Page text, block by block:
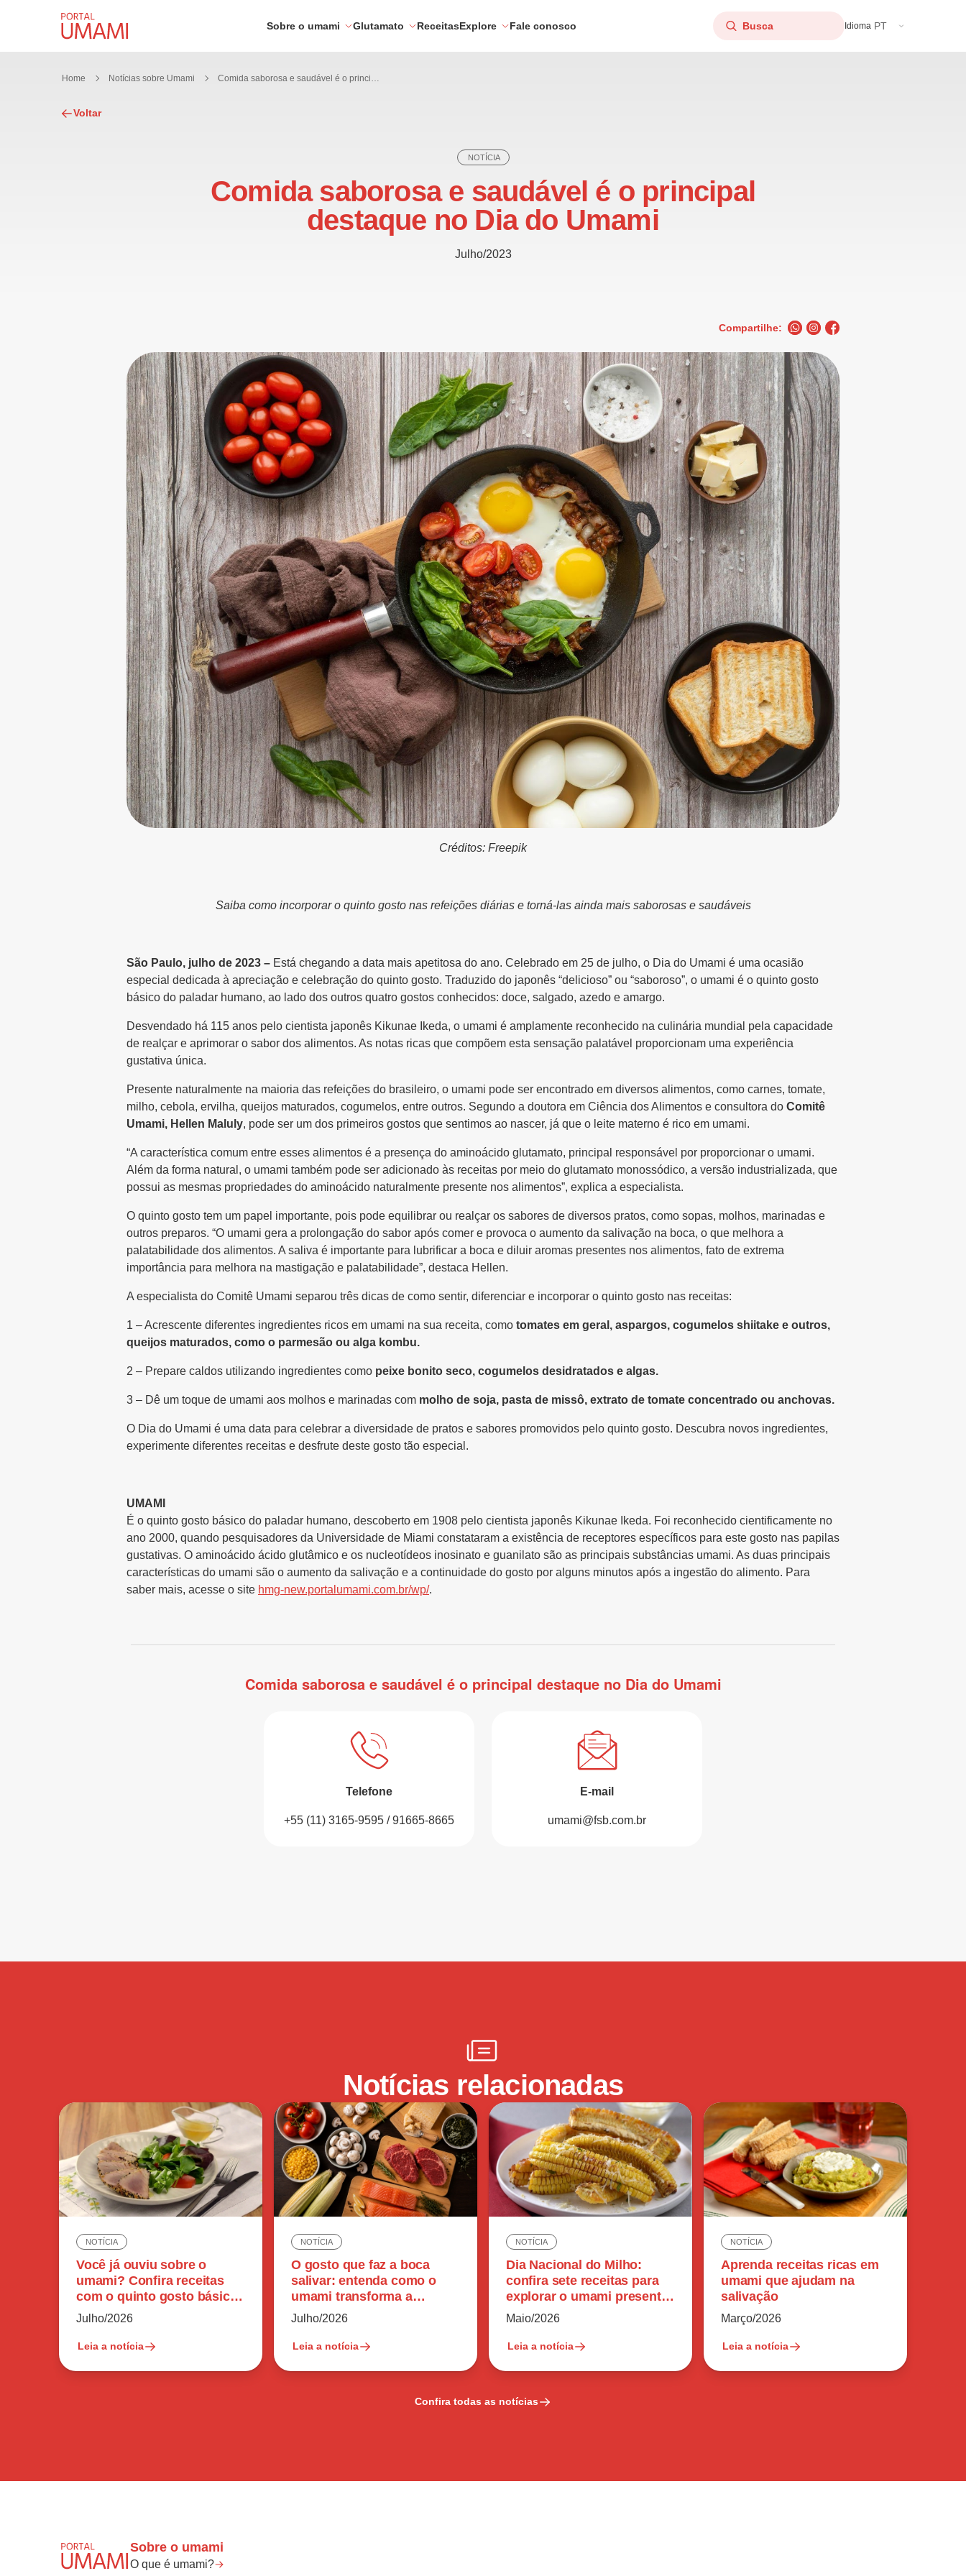
Sobre o umami Glutamato ReceitasExplore Fale conosco Idioma PT
Home Notícias sobre Umami Comida saborosa e saudável é o principal destaque no Dia do Umami
Voltar
NOTÍCIA
Comida saborosa e saudável é o principal
destaque no Dia do Umami
Julho/2023
Compartilhe:
Créditos: Freepik
Saiba como incorporar o quinto gosto nas refeições diárias e torná-las ainda mais saborosas e saudáveis
São Paulo, julho de 2023 – Está chegando a data mais apetitosa do ano. Celebrado em 25 de julho, o Dia do Umami é uma ocasião
especial dedicada à apreciação e celebração do quinto gosto. Traduzido do japonês “delicioso” ou “saboroso”, o umami é o quinto gosto
básico do paladar humano, ao lado dos outros quatro gostos conhecidos: doce, salgado, azedo e amargo.
Desvendado há 115 anos pelo cientista japonês Kikunae Ikeda, o umami é amplamente reconhecido na culinária mundial pela capacidade
de realçar e aprimorar o sabor dos alimentos. As notas ricas que compõem esta sensação palatável proporcionam uma experiência
gustativa única.
Presente naturalmente na maioria das refeições do brasileiro, o umami pode ser encontrado em diversos alimentos, como carnes, tomate,
milho, cebola, ervilha, queijos maturados, cogumelos, entre outros. Segundo a doutora em Ciência dos Alimentos e consultora do Comitê
Umami, Hellen Maluly, pode ser um dos primeiros gostos que sentimos ao nascer, já que o leite materno é rico em umami.
“A característica comum entre esses alimentos é a presença do aminoácido glutamato, principal responsável por proporcionar o umami.
Além da forma natural, o umami também pode ser adicionado às receitas por meio do glutamato monossódico, a versão industrializada, que
possui as mesmas propriedades do aminoácido naturalmente presente nos alimentos”, explica a especialista.
O quinto gosto tem um papel importante, pois pode equilibrar ou realçar os sabores de diversos pratos, como sopas, molhos, marinadas e
outros preparos. “O umami gera a prolongação do sabor após comer e provoca o aumento da salivação na boca, o que melhora a
palatabilidade dos alimentos. A saliva é importante para lubrificar a boca e diluir aromas presentes nos alimentos, fato de extrema
importância para melhora na mastigação e palatabilidade”, destaca Hellen.
A especialista do Comitê Umami separou três dicas de como sentir, diferenciar e incorporar o quinto gosto nas receitas:
1 – Acrescente diferentes ingredientes ricos em umami na sua receita, como tomates em geral, aspargos, cogumelos shiitake e outros,
queijos maturados, como o parmesão ou alga kombu.
2 – Prepare caldos utilizando ingredientes como peixe bonito seco, cogumelos desidratados e algas.
3 – Dê um toque de umami aos molhos e marinadas com molho de soja, pasta de missô, extrato de tomate concentrado ou anchovas.
O Dia do Umami é uma data para celebrar a diversidade de pratos e sabores promovidos pelo quinto gosto. Descubra novos ingredientes,
experimente diferentes receitas e desfrute deste gosto tão especial.
UMAMI
É o quinto gosto básico do paladar humano, descoberto em 1908 pelo cientista japonês Kikunae Ikeda. Foi reconhecido cientificamente no
ano 2000, quando pesquisadores da Universidade de Miami constataram a existência de receptores específicos para este gosto nas papilas
gustativas. O aminoácido ácido glutâmico e os nucleotídeos inosinato e guanilato são as principais substâncias umami. As duas principais
características do umami são o aumento da salivação e a continuidade do gosto por alguns minutos após a ingestão do alimento. Para
saber mais, acesse o site hmg-new.portalumami.com.br/wp/.
Comida saborosa e saudável é o principal destaque no Dia do Umami
Telefone
+55 (11) 3165-9595 / 91665-8665
E-mail
umami@fsb.com.br
Notícias relacionadas
NOTÍCIA
Você já ouviu sobre o
umami? Confira receitas
com o quinto gosto básico
do paladar humano
Julho/2026
Leia a notícia
NOTÍCIA
O gosto que faz a boca
salivar: entenda como o
umami transforma a
percepção dos alimentos
Julho/2026
Leia a notícia
NOTÍCIA
Dia Nacional do Milho:
confira sete receitas para
explorar o umami presente
no ingrediente
Maio/2026
Leia a notícia
NOTÍCIA
Aprenda receitas ricas em
umami que ajudam na
salivação
Março/2026
Leia a notícia
Confira todas as notícias
Sobre o umami
O que é umami?